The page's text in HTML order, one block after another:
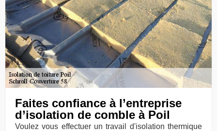
Faites confiance à l’entreprise
d’isolation de comble à Poil
Voulez vous effectuer un travail d'isolation thermique